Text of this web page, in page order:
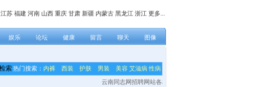
江苏 福建 河南 山西 重庆 甘肃 新疆 内蒙古 黑龙江 浙江 更多...
娱乐 论坛 健康 留言 聊天 图像
热门搜索： 内裤 西装 护肤 男装 美容 艾滋病 性病
云南同志网招聘网站各栏目内容编辑，网站技术及美工等兼